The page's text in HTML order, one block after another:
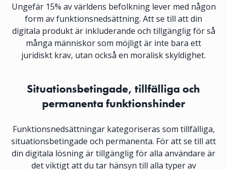
Ungefär 15% av världens befolkning lever med någon
form av funktionsnedsättning. Att se till att din
digitala produkt är inkluderande och tillgänglig för så
många människor som möjligt är inte bara ett
juridiskt krav, utan också en moralisk skyldighet.
Situationsbetingade, tillfälliga och
permanenta funktionshinder
Funktionsnedsättningar kategoriseras som tillfälliga,
situationsbetingade och permanenta. För att se till att
din digitala lösning är tillgänglig för alla användare är
det viktigt att du tar hänsyn till alla typer av